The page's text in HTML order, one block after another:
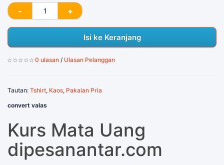
Isi ke Keranjang
0 ulasan / Ulasan Pelanggan
Tautan: Tshirt, Kaos, Pakaian Pria
convert valas
Kurs Mata Uang
dipesanantar.com